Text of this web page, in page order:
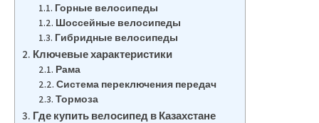
Горные велосипеды
Шоссейные велосипеды
Гибридные велосипеды
Ключевые характеристики
Рама
Система переключения передач
Тормоза
Где купить велосипед в Казахстане